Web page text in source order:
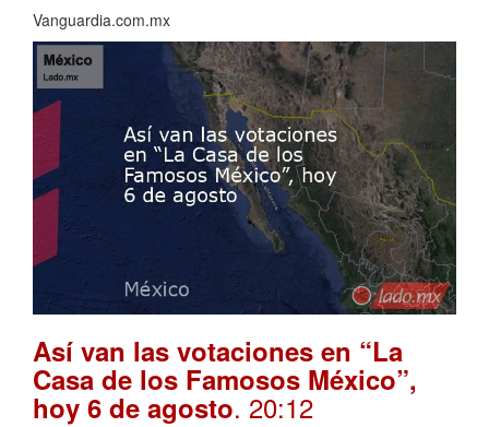
Vanguardia.com.mx
Así van las votaciones en “La
Casa de los Famosos México”,
hoy 6 de agosto. 20:12